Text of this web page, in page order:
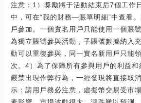
注意：1）獎勵將于活動結束后7個工作
中，可在“我的財務—賬單明細”中查看
戶參加。一個實名用戶只能使用一個賬
為獨立賬號參與活動，子賬號數據納入
動可以重復參與，同一實名新用戶只能
次。4）為了保障所有參與用戶的利益和
嚴禁出現作弊行為，一經發現將直接取
示：請用戶務必注意，虛擬幣交易受市